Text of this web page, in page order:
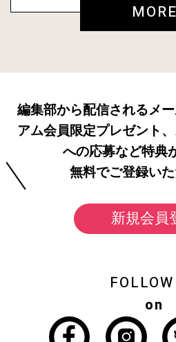
MORE
編集部から配信されるメ
アム会員限定プレゼント
への応募など特典
無料でご登録いた
新規会員
on